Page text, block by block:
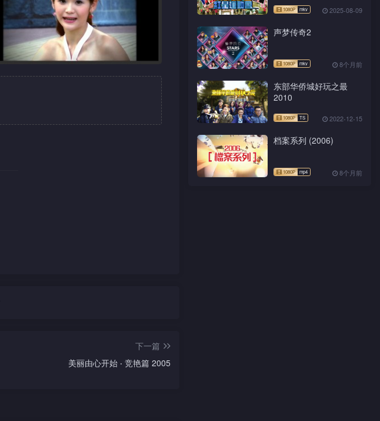
下一篇
美丽由心开始 ‧ 竞艳篇 2005
2025-08-09
声梦传奇2
8个月前
东部华侨城好玩之最
2010
2022-12-15
档案系列 (2006)
8个月前